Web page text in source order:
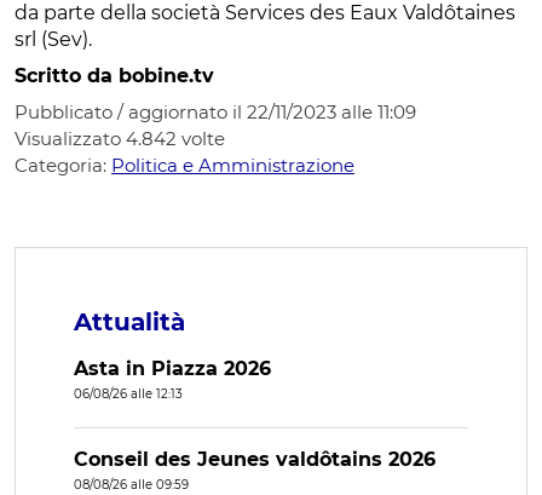
da parte della società Services des Eaux Valdôtaines
srl (Sev).
Scritto da bobine.tv
Pubblicato / aggiornato il 22/11/2023 alle 11:09
Visualizzato 4.842 volte
Categoria: Politica e Amministrazione
Attualità
Asta in Piazza 2026
06/08/26 alle 12:13
Conseil des Jeunes valdôtains 2026
08/08/26 alle 09:59